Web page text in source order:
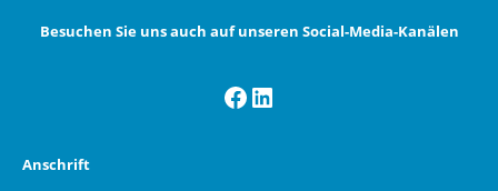
Besuchen Sie uns auch auf unseren Social-Media-Kanälen
Facebook
LinkedIn
Anschrift